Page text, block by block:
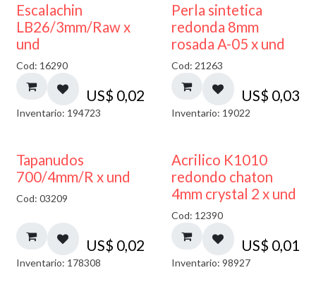
Escalachin
LB26/3mm/Raw x
und
Cod: 16290
US$ 0,02
Inventario: 194723
Perla sintetica
redonda 8mm
rosada A-05 x und
Cod: 21263
US$ 0,03
Inventario: 19022
Tapanudos
700/4mm/R x und
Cod: 03209
US$ 0,02
Inventario: 178308
50% DESCUENTO
Acrilico K1010
redondo chaton
4mm crystal 2 x und
Cod: 12390
US$ 0,01
Inventario: 98927